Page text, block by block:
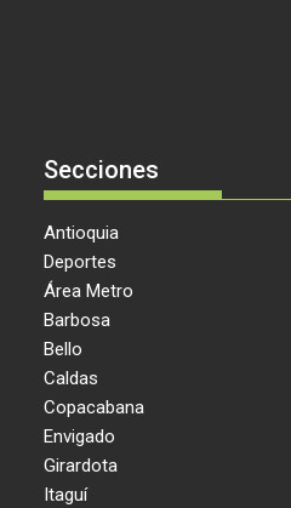
Secciones
Antioquia
Deportes
Área Metro
Barbosa
Bello
Caldas
Copacabana
Envigado
Girardota
Itaguí